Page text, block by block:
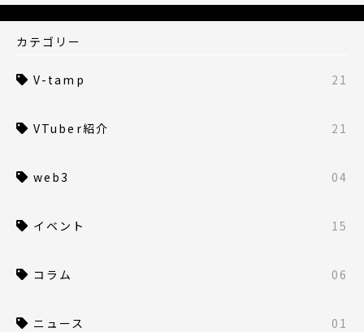
カテゴリー
V-tamp 21
VTuber紹介 21
web3 04
イベント 15
コラム 06
ニュース 01